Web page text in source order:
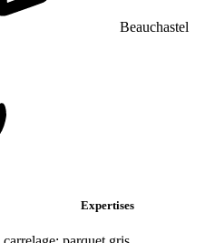
Beauchastel
Expertises